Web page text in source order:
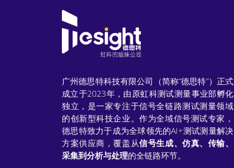
广州德思特科技有限公司（简称“德思特”）正式
成立于2023年，由原虹科测试测量事业部孵化
独立，是一家专注于信号全链路测试测量领域
的创新型科技企业。作为全域信号测试专家，
德思特致力于成为全球领先的AI+测试测量解决
方案供应商，覆盖从信号生成、仿真、传输、
采集到分析与处理的全链路环节。